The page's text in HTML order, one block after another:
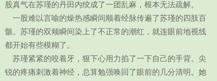
股真气在苏瑾的丹田内绞成了一团乱麻，根本无法疏解。
一股难以言喻的燥热感瞬间顺着经脉传遍了苏瑾的四肢百
骸。苏瑾的双颊瞬间染上了不正常的潮红，就连眼前地视线
都开始有些模糊了。
苏瑾紧紧的咬着牙，狠下心用力掐了一下自己的手背。尖
锐的疼痛刺激着神经，总算勉强唤回了眼前的几分清明。她